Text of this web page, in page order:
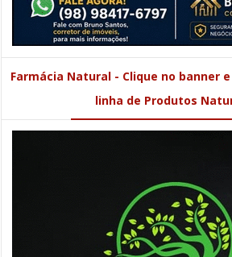
Farmácia Natural - Clique no banner
linha de Produtos